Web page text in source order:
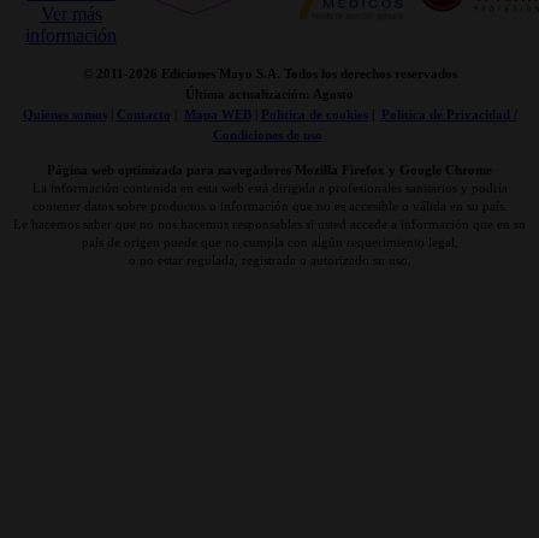
© 2011- 2026 Ediciones Mayo S.A. Todos los derechos reservados
Última actualización: Agosto
Quienes somos| Contacto Mapa WEB| Politica de cookies|
Politica de Privacidad /
Condiciones de uso
Página web optimizada para navegadores Mozilla Firefox y Google Chrome
La información contenida en esta web está dirigida a profesionales sanitarios y podría
contener datos sobre productos o información que no es accesible o válida en su país.
Le hacemos saber que no nos hacemos responsables si usted accede a información que en su
país de origen puede que no cumpla con algún requerimiento legal,
o no estar regulada, registrada o autorizado su uso.